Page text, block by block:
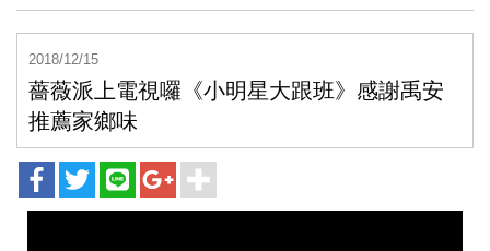
2018/12/15
薔薇派上電視囉《小明星大跟班》感謝禹安
推薦家鄉味